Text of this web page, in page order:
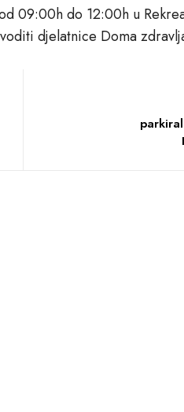
09:00h do 12:00h u
djelatnice Doma